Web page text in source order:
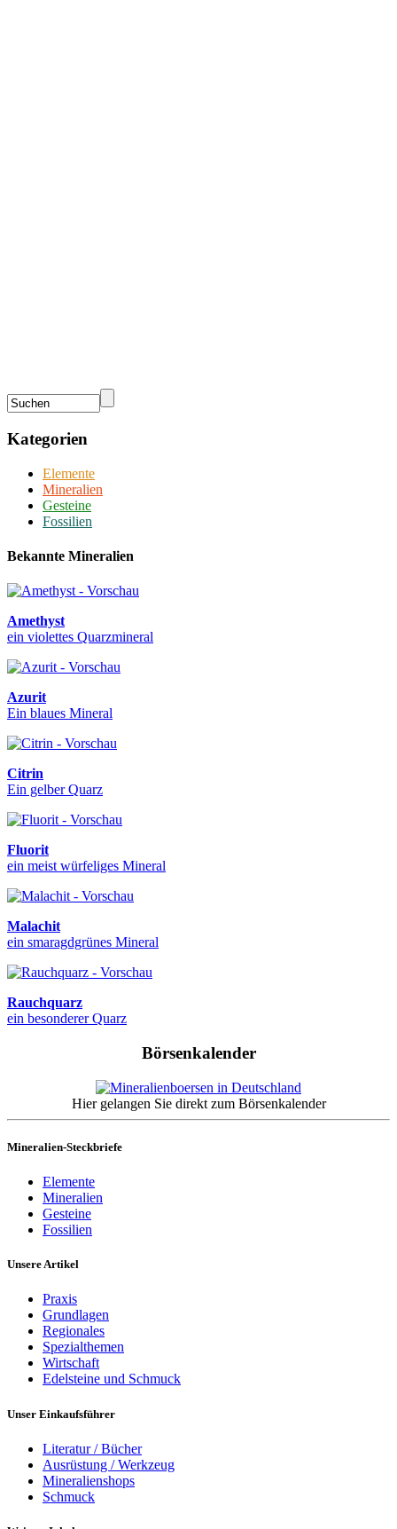
Kategorien
Elemente
Mineralien
Gesteine
Fossilien
Bekannte Mineralien
Amethyst
ein violettes Quarzmineral
Azurit
Ein blaues Mineral
Citrin
Ein gelber Quarz
Fluorit
ein meist würfeliges Mineral
Malachit
ein smaragdgrünes Mineral
Rauchquarz
ein besonderer Quarz
Börsenkalender
Hier gelangen Sie direkt zum Börsenkalender
Mineralien-Steckbriefe
Elemente
Mineralien
Gesteine
Fossilien
Unsere Artikel
Praxis
Grundlagen
Regionales
Spezialthemen
Wirtschaft
Edelsteine und Schmuck
Unser Einkaufsführer
Literatur / Bücher
Ausrüstung / Werkzeug
Mineralienshops
Schmuck